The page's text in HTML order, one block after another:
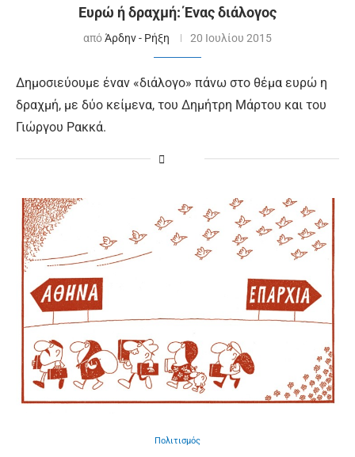
Ευρώ ή δραχμή: Ένας διάλογος
απόΆρδην - Ρήξη 20 Ιουλίου 2015
Δημοσιεύουμε έναν «διάλογο» πάνω στο θέμα ευρώ η
δραχμή, με δύο κείμενα, του Δημήτρη Μάρτου και του
Γιώργου Ρακκά.
Πολιτισμός